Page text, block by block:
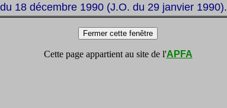
18 décembre 1990 (J.O. du 29 janvier 1990).
Cette page appartient au site de l'APFA